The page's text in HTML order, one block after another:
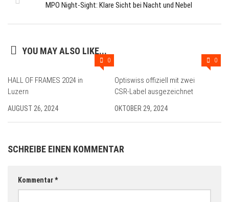
MPO Night-Sight: Klare Sicht bei Nacht und Nebel
YOU MAY ALSO LIKE...
0
HALL OF FRAMES 2024 in
Luzern
AUGUST 26, 2024
0
Optiswiss offiziell mit zwei
CSR-Label ausgezeichnet
OKTOBER 29, 2024
SCHREIBE EINEN KOMMENTAR
Kommentar*